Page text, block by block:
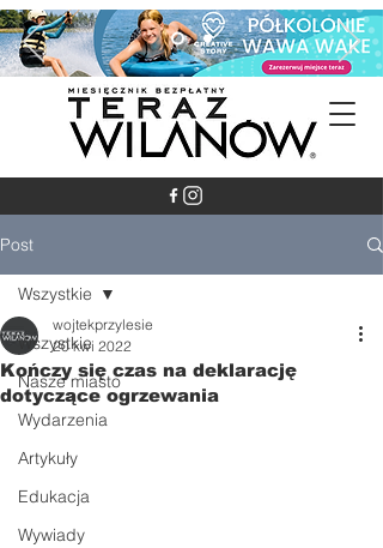
Post
Wszystkie
Nasze miasto
Wydarzenia
Artykuły
Edukacja
Wywiady
Wszystkie
Kończy się czas na deklarację
dotyczące ogrzewania
wojtekprzylesie
20 kwi 2022